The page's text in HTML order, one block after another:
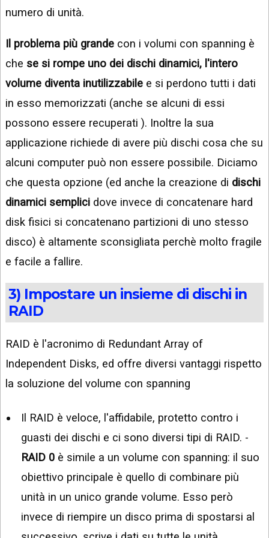
numero di unità.
Il problema più grande con i volumi con spanning è
che se si rompe uno dei dischi dinamici, l'intero
volume diventa inutilizzabile e si perdono tutti i dati
in esso memorizzati (anche se alcuni di essi
possono essere recuperati ). Inoltre la sua
applicazione richiede di avere più dischi cosa che su
alcuni computer può non essere possibile. Diciamo
che questa opzione (ed anche la creazione di dischi
dinamici semplici dove invece di concatenare hard
disk fisici si concatenano partizioni di uno stesso
disco) è altamente sconsigliata perchè molto fragile
e facile a fallire.
3) Impostare un insieme di dischi in
RAID
RAID è l'acronimo di Redundant Array of
Independent Disks, ed offre diversi vantaggi rispetto
la soluzione del volume con spanning
Il RAID è veloce, l'affidabile, protetto contro i
guasti dei dischi e ci sono diversi tipi di RAID. -
RAID 0 è simile a un volume con spanning: il suo
obiettivo principale è quello di combinare più
unità in un unico grande volume. Esso però
invece di riempire un disco prima di spostarsi al